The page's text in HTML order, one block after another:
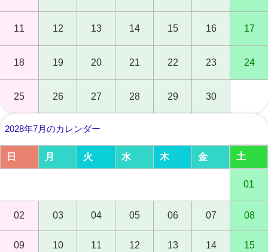
11 12 13 14 15 16 17
18 19 20 21 22 23 24
25 26 27 28 29 30
2028年7月のカレンダー
日 月 火 水 木 金 土
01
02 03 04 05 06 07 08
09 10 11 12 13 14 15